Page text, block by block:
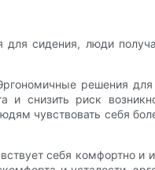
для сидения, люди
решения
снизить риск
чувствовать себя
себя комфортно